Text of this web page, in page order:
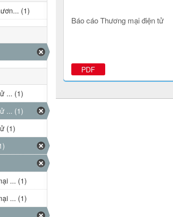
Báo cáo Thương mại điện tử
PDF
(1)
... (1)
... (1)
(1)
... (1)
... (1)